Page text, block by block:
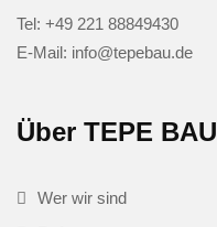
Tel: +49 221 88849430
E-Mail: info@tepebau.de
Über TEPE BAU
Wer wir sind